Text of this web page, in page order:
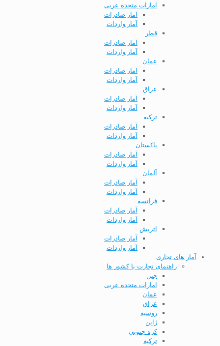
امارات متحده عربی
آمار صادرات
آمار واردات
قطر
آمار صادرات
آمار واردات
عمان
آمار صادرات
آمار واردات
عراق
آمار صادرات
آمار واردات
ترکیه
آمار صادرات
آمار واردات
پاکستان
آمار صادرات
آمار واردات
آلمان
آمار صادرات
آمار واردات
فرانسه
آمار صادرات
آمار واردات
اتریش
آمار صادرات
آمار واردات
آمار های تجاری
راهنمای تجارت با کشور ها
چین
امارات متحده عربی
عمان
عراق
روسیه
ژاپن
کره جنوبی
ترکیه